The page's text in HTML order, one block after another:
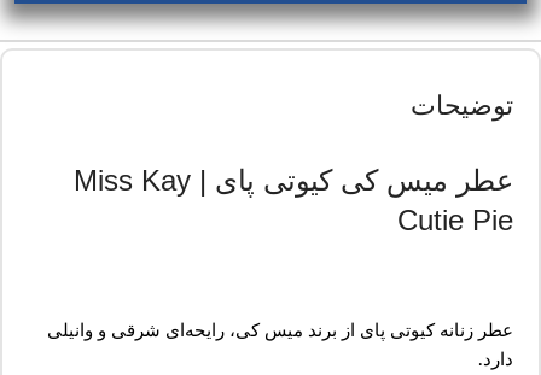
توضیحات
عطر میس کی کیوتی پای | Miss Kay
Cutie Pie
عطر زنانه کیوتی پای از برند میس کی، رایحه‌ای شرقی و وانیلی
دارد.